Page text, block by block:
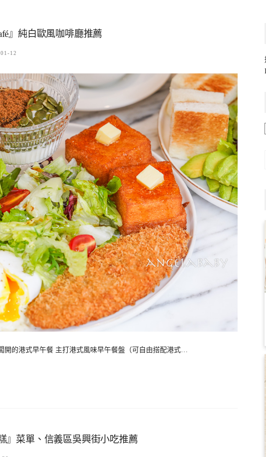
』純白歐風咖啡廳推薦
12
開的港式早午餐 主打港式風味早午餐盤（可自由搭配港式…
』菜單、信義區吳興街小吃推薦